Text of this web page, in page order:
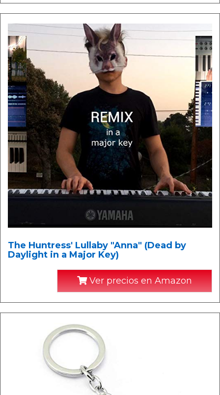
The Huntress' Lullaby "Anna" (Dead by
Daylight in a Major Key)
Ver precios en Amazon